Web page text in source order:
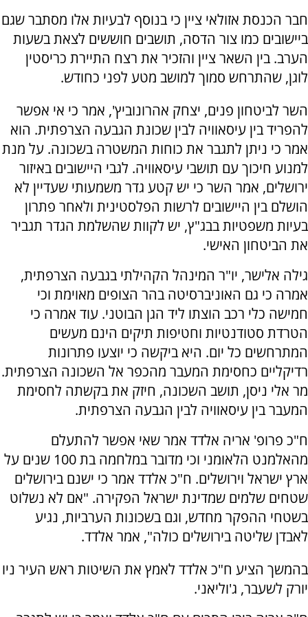
חבר הכנסת אזולאי ציין כי בנוסף לבעיות אלו מסתבר שגם
ביישובים כמו צור הדסה, תושבים חוששים לצאת בשעות
הערב. בין השאר ציין והזכיר את רצח התיירת כריסטין
לוגן, שהתרחש סמוך למושב מטע לפני כחודש.
השר לביטחון פנים, יצחק אהרונוביץ', אמר כי אי אפשר
להפריד בין עיסאוויה לבין שכונת הגבעה הצרפתית. הוא
אמר כי ניתן לתגבר את כוחות המשטרה בשכונה. על מנת
למנוע חיכוך עם תושבי עיסאוויה. לגבי היישובים באיזור
ירושלים, אמר השר כי יש קטע גדר משמעותי שעדיין לא
הושלם בין היישובים לרשות הפלסטינית ולאחר פתרון
בעיות משפטיות בבג"ץ, יש לקוות שהשלמת הגדר תגביר
את הביטחון האישי.
גילה אלישר, יו"ר המינהל הקהילתי בגבעה הצרפתית,
אמרה כי גם האוניברסיטה בהר הצופים מאוימת וכי
חמישה כלי רכב הוצתו ליד הגן הבוטני. עוד אמרה כי
הטרדת סטודנטיות וחטיפות תיקים הינם מעשים
המתרחשים כל יום. היא ביקשה כי יוצעו פתרונות
רדיקליים כחסימת המעבר מהכפר אל השכונה הצרפתית.
מר אלי ניסן, תושב השכונה, חיזק את בקשתה לחסימת
המעבר בין עיסאוויה לבין הגבעה הצרפתית.
ח"כ פרופ' אריה אלדד אמר שאי אפשר להתעלם
מהאלמנט הלאומני וכי מדובר במלחמה בת 100 שנים על
ארץ ישראל וירושלים. ח"כ אלדד אמר כי ישנם בירושלים
שטחים שלמים שמדינת ישראל הפקירה. "אם לא נשלוט
בשטחי ההפקר מחדש, וגם בשכונות הערביות, נגיע
לאבדן שליטה בירושלים כולה", אמר אלדד.
בהמשך הציע ח"כ אלדד לאמץ את השיטות ראש העיר ניו
יורק לשעבר, ג'וליאני.